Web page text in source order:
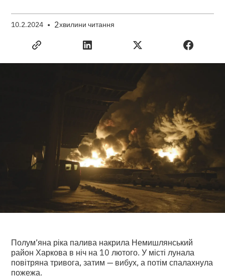
10.2.2024 • 2хвилини читання
Полум’яна ріка палива накрила Немишлянський
район Харкова в ніч на 10 лютого. У місті лунала
повітряна тривога, затим — вибух, а потім спалахнула
пожежа.